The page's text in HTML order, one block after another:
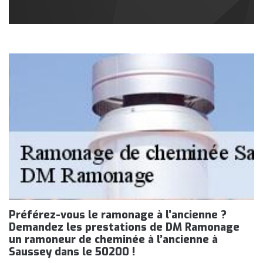
Préférez-vous le ramonage à l’ancienne ?
Demandez les prestations de DM Ramonage
un ramoneur de cheminée à l’ancienne à
Saussey dans le 50200 !